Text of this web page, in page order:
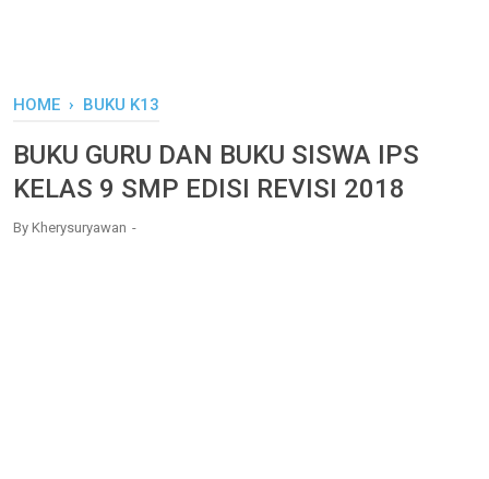
HOME › BUKU K13
BUKU GURU DAN BUKU SISWA IPS
KELAS 9 SMP EDISI REVISI 2018
By Kherysuryawan